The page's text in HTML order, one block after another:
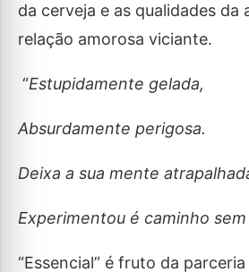
da cerveja e as qualidades da
relação amorosa viciante.
“Estupidamente gelada,
Absurdamente perigosa.
Deixa a sua mente
Experimentou é caminho
“Essencial” é fruto da